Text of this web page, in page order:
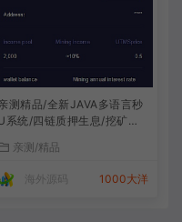
测精品/全新JAVA多语言秒
系统/四链质押生息/挖矿秒u
亲测/精品
海外源码 1000大洋